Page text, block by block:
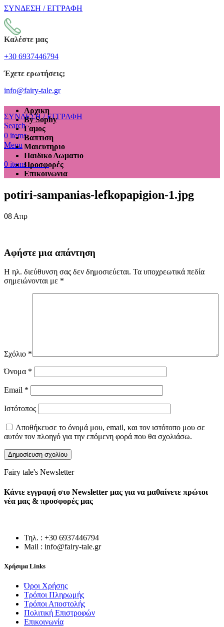
ΣΥΝΔΕΣΗ / ΕΓΓΡΑΦΗ
Καλέστε μας
+30 6937446794
Έχετε ερωτήσεις;
info@fairy-tale.gr
ΣΥΝΔΕΣΗ / ΕΓΓΡΑΦΗ
Search
0 items €0.00
Menu
0 items €0.00
Αρχικη
By Sophy
Γαμος
Βαπτιση
Μαιευτηριο
Παιδικο Δωματιο
Προσφορές
Επικοινωνια
potiri-sampanias-lefkopapigion-1.jpg
08 Απρ
Αφήστε μια απάντηση
Η ηλ. διεύθυνση σας δεν δημοσιεύεται. Τα υποχρεωτικά πεδία
σημειώνονται με *
Σχόλιο *
Όνομα *
Email *
Ιστότοπος
Αποθήκευσε το όνομά μου, email, και τον ιστότοπο μου σε
αυτόν τον πλοηγό για την επόμενη φορά που θα σχολιάσω.
Fairy tale's Newsletter
Κάντε εγγραφή στο Newsletter μας για να μαθαίνετε πρώτοι
νέα μας & προσφορές μας
Τηλ. : +30 6937446794
Mail : info@fairy-tale.gr
Χρήσιμα Links
Όροι Χρήσης
Τρόποι Πληρωμής
Τρόποι Αποστολής
Πολιτική Επιστροφών
Επικοινωνία